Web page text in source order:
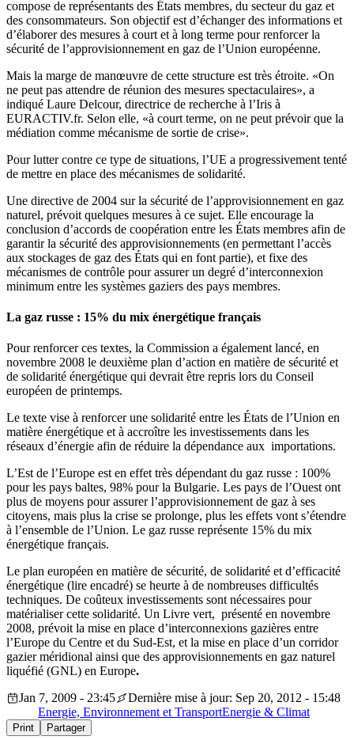
compose de représentants des États membres, du secteur du gaz et
des consommateurs. Son objectif est d’échanger des informations et
d’élaborer des mesures à court et à long terme pour renforcer la
sécurité de l’approvisionnement en gaz de l’Union européenne.
Mais la marge de manœuvre de cette structure est très étroite. «On
ne peut pas attendre de réunion des mesures spectaculaires», a
indiqué Laure Delcour, directrice de recherche à l’Iris à
EURACTIV.fr. Selon elle, «à court terme, on ne peut prévoir que la
médiation comme mécanisme de sortie de crise».
Pour lutter contre ce type de situations, l’UE a progressivement tenté
de mettre en place des mécanismes de solidarité.
Une directive de 2004 sur la sécurité de l’approvisionnement en gaz
naturel, prévoit quelques mesures à ce sujet. Elle encourage la
conclusion d’accords de coopération entre les États membres afin de
garantir la sécurité des approvisionnements (en permettant l’accès
aux stockages de gaz des États qui en font partie), et fixe des
mécanismes de contrôle pour assurer un degré d’interconnexion
minimum entre les systèmes gaziers des pays membres.
La gaz russe : 15% du mix énergétique français
Pour renforcer ces textes, la Commission a également lancé, en
novembre 2008 le deuxième plan d’action en matière de sécurité et
de solidarité énergétique qui devrait être repris lors du Conseil
européen de printemps.
Le texte vise à renforcer une solidarité entre les États de l’Union en
matière énergétique et à accroître les investissements dans les
réseaux d’énergie afin de réduire la dépendance aux importations.
L’Est de l’Europe est en effet très dépendant du gaz russe : 100%
pour les pays baltes, 98% pour la Bulgarie. Les pays de l’Ouest ont
plus de moyens pour assurer l’approvisionnement de gaz à ses
citoyens, mais plus la crise se prolonge, plus les effets vont s’étendre
à l’ensemble de l’Union. Le gaz russe représente 15% du mix
énergétique français.
Le plan européen en matière de sécurité, de solidarité et d’efficacité
énergétique (lire encadré) se heurte à de nombreuses difficultés
techniques. De coûteux investissements sont nécessaires pour
matérialiser cette solidarité. Un Livre vert, présenté en novembre
2008, prévoit la mise en place d’interconnexions gazières entre
l’Europe du Centre et du Sud-Est, et la mise en place d’un corridor
gazier méridional ainsi que des approvisionnements en gaz naturel
liquéfié (GNL) en Europe.
Jan 7, 2009 - 23:45
Dernière mise à jour: Sep 20, 2012 - 15:48
Energie, Environnement et TransportEnergie & Climat
Print Partager